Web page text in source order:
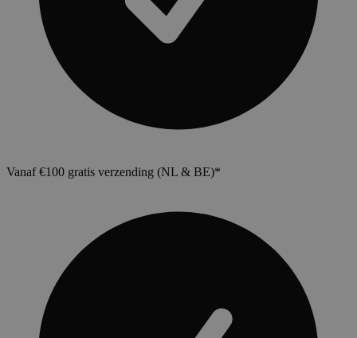
Vanaf €100 gratis verzending (NL & BE)*